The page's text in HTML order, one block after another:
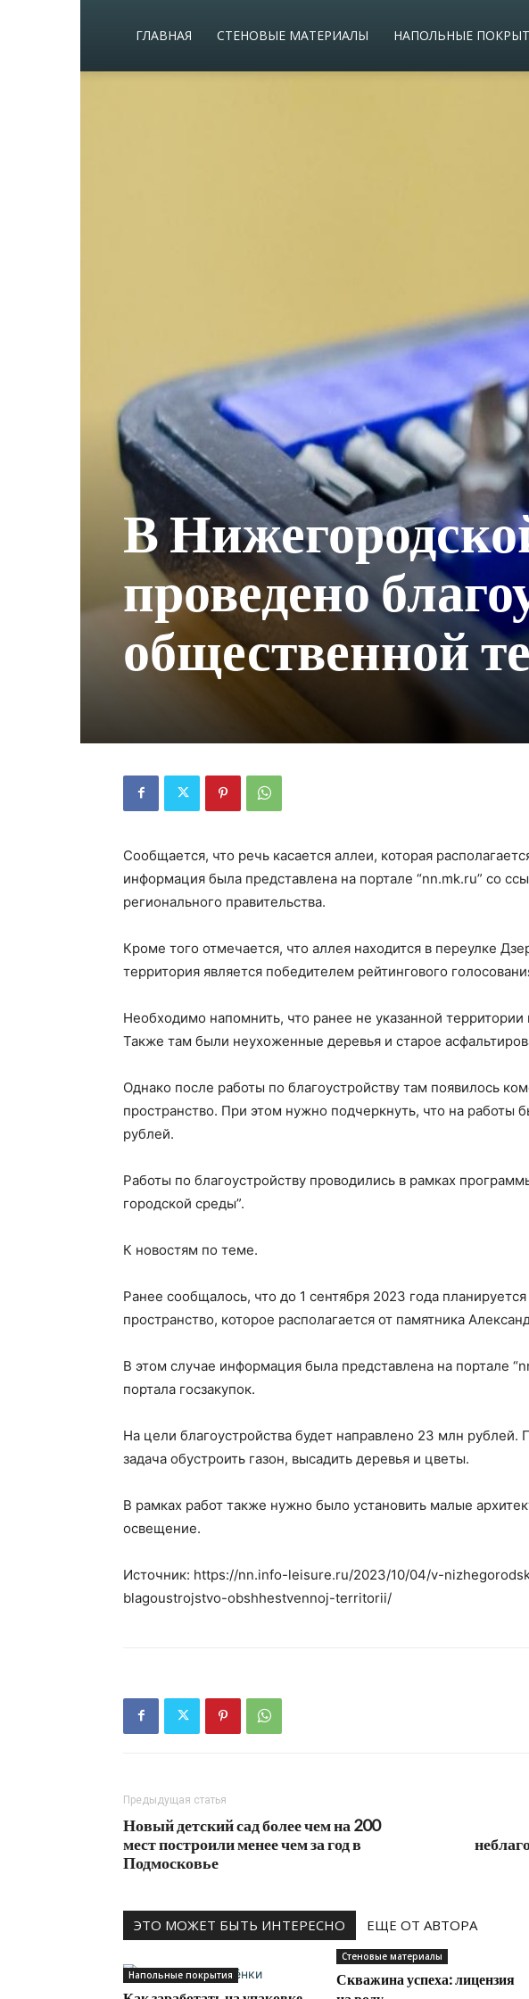
ГЛАВНАЯ СТЕНОВЫЕ МАТЕРИАЛЫ НАПОЛЬНЫЕ
В
проведено
общественной
Сообщается, что речь касается аллеи, которая
информация была представлена на портале “nn.mk.ru” со
регионального правительства.
Кроме того отмечается, что аллея находится в переулке
территория является победителем рейтингового
Необходимо напомнить, что ранее не указанной территории
Также там были неухоженные деревья и старое
Однако после работы по благоустройству там появилось
пространство. При этом нужно подчеркнуть, что на работы
рублей.
Работы по благоустройству проводились в рамках
городской среды”.
К новостям по теме.
Ранее сообщалось, что до 1 сентября 2023 года
пространство, которое располагается от памятника
В этом случае информация была представлена на портале
портала госзакупок.
На цели благоустройства будет направлено 23 млн рублей.
задача обустроить газон, высадить деревья и цветы.
В рамках работ также нужно было установить малые
освещение.
Источник: https://nn.info-leisure.ru/2023/10/04/v-
blagoustrojstvo-obshhestvennoj-territorii/
Предыдущая статья
Новый детский сад более чем на 200
мест построили менее чем за год в
Подмосковье
ЭТО МОЖЕТ БЫТЬ ИНТЕРЕСНО ЕЩЕ ОТ АВТОРА
Напольные покрытия
Стеновые материалы
Скважина успеха: лицензия